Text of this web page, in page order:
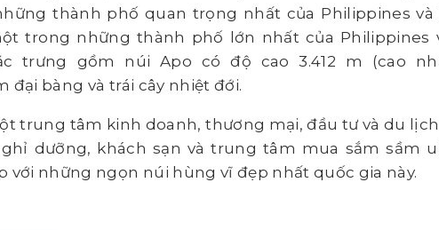
thành phố quan trọng nhất của Philippines và
trong những thành phố lớn nhất của Philippines
trưng gồm núi Apo có độ cao 3.412 m (cao
đại bàng và trái cây nhiệt đới.
trung tâm kinh doanh, thương mại, đầu tư và du
dưỡng, khách sạn và trung tâm mua sắm sầm
những ngọn núi hùng vĩ đẹp nhất quốc gia này.